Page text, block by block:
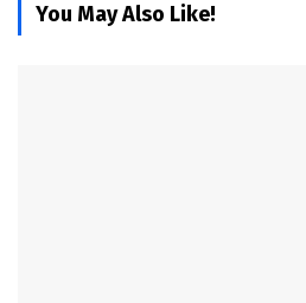
You May Also Like!